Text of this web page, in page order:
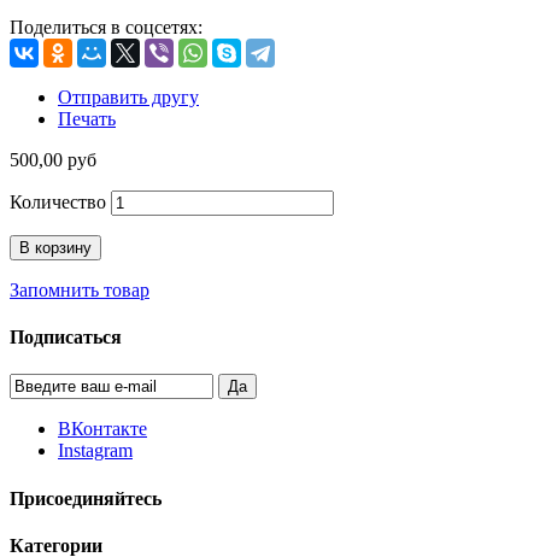
Поделиться в соцсетях:
Отправить другу
Печать
500,00 руб
Количество
В корзину
Запомнить товар
Подписаться
Да
ВКонтакте
Instagram
Присоединяйтесь
Категории